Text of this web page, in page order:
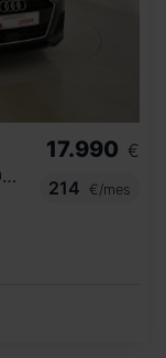
SPORTBACK ADVANCED 25 TFSI 70KW (95CV)
17.990 €
214
€/mes